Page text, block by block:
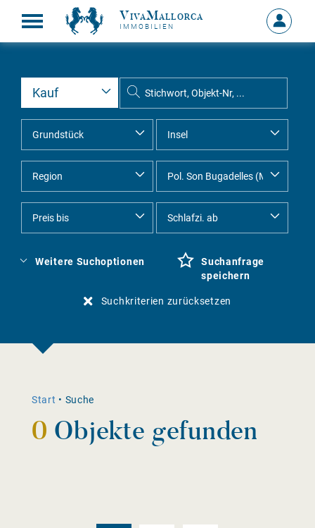
VivaMallorca
IMMOBILIEN
MEIN
Weitere Suchoptionen
Suchanfrage
speichern
Suchkriterien zurücksetzen
Start • Suche
0 Objekte gefunden